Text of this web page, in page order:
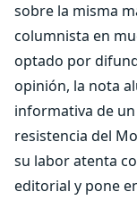
sobre la misma
columnista en
optado por
opinión, la nota
informativa de
resistencia del
su labor atenta
editorial y pone